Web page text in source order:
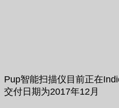
Pup智能扫描仪目前正在
交付日期为2017年12月